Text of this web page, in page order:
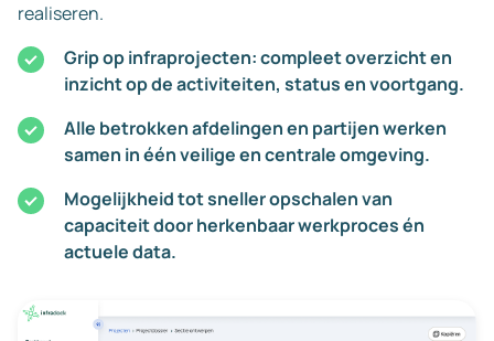
realiseren.
Grip op infraprojecten: compleet overzicht en
inzicht op de activiteiten, status en voortgang.
Alle betrokken afdelingen en partijen werken
samen in één veilige en centrale omgeving.
Mogelijkheid tot sneller opschalen van
capaciteit door herkenbaar werkproces én
actuele data.